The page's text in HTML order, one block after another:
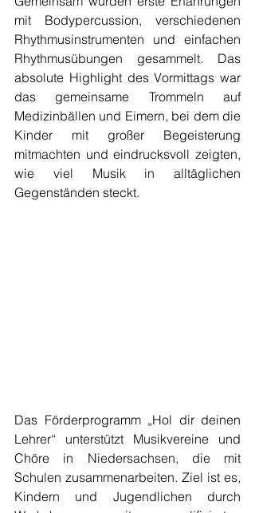
mit Bodypercussion, verschiedenen
Rhythmusinstrumenten und einfachen
Rhythmusübungen gesammelt. Das
absolute Highlight des Vormittags war
das gemeinsame Trommeln auf
Medizinbällen und Eimern, bei dem die
Kinder mit großer Begeisterung
mitmachten und eindrucksvoll zeigten,
wie viel Musik in alltäglichen
Gegenständen steckt.
Das Förderprogramm „Hol dir deinen
Lehrer“ unterstützt Musikvereine und
Chöre in Niedersachsen, die mit
Schulen zusammenarbeiten. Ziel ist es,
Kindern und Jugendlichen durch